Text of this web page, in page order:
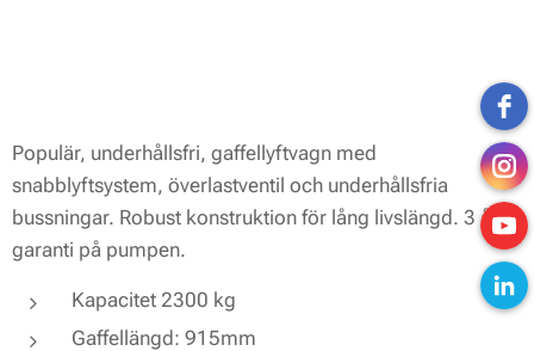
Populär, underhållsfri, gaffellyftvagn med
snabblyftsystem, överlastventil och underhållsfria
bussningar. Robust konstruktion för lång livslängd. 3 års
garanti på pumpen.
Kapacitet 2300 kg
Gaffellängd: 915mm